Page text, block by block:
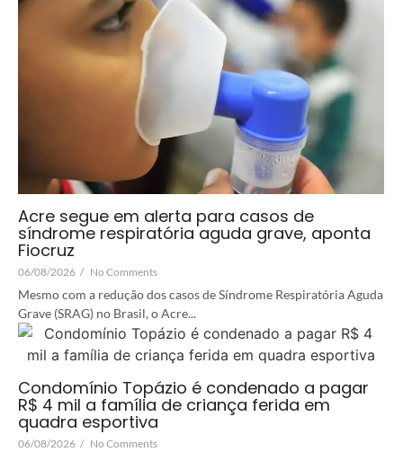
Acre segue em alerta para casos de
síndrome respiratória aguda grave, aponta
Fiocruz
06/08/2026 / No Comments
Mesmo com a redução dos casos de Síndrome Respiratória Aguda
Grave (SRAG) no Brasil, o Acre...
Condomínio Topázio é condenado a pagar
R$ 4 mil a família de criança ferida em
quadra esportiva
06/08/2026 / No Comments